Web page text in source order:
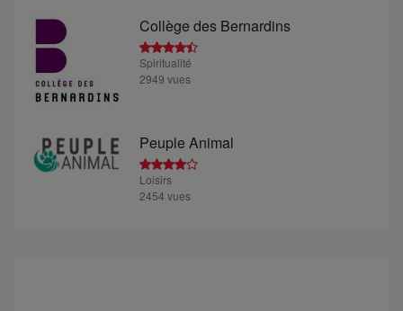
Collège des Bernardins
Spiritualité
2949 vues
Peuple Animal
Loisirs
2454 vues